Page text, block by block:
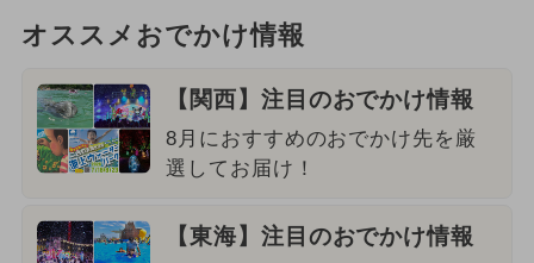
オススメおでかけ情報
【関西】注目のおでかけ情報
8月におすすめのおでかけ先を厳
選してお届け！
【東海】注目のおでかけ情報